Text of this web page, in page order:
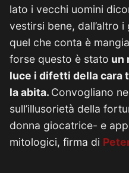
lato i vecchi uomini
vestirsi bene, dall’altro
quel che conta è
forse questo è stato un
luce i difetti della cara
la abita. Convogliano
sull’illusorietà della
donna giocatrice- e
mitologici, firma di